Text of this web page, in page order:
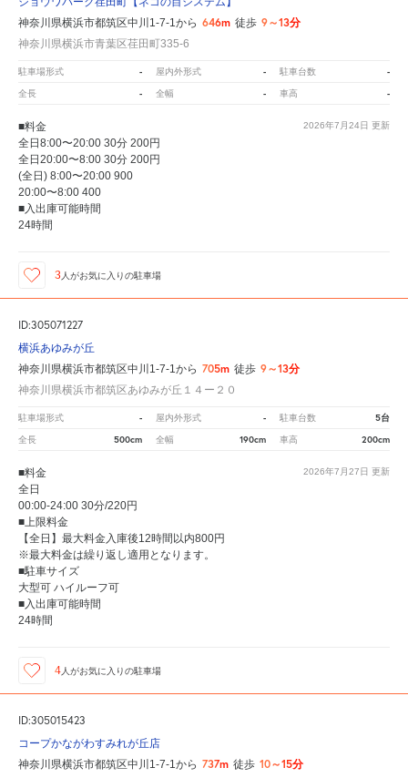
神奈川県横浜市都筑区中川1-7-1から 646m 徒歩 9～13分
神奈川県横浜市青葉区荏田町335-6
駐車場形式 - 屋内外形式 - 駐車台数 -
全長 - 全幅 - 車高 -
2026年7月24日 更新
■料金
全日8:00〜20:00 30分 200円
全日20:00〜8:00 30分 200円
(全日) 8:00〜20:00 900
20:00〜8:00 400
■入出庫可能時間
24時間
3 人がお気に入りの駐車場
ID:305071227
横浜あゆみが丘
神奈川県横浜市都筑区中川1-7-1から 705m 徒歩 9～13分
神奈川県横浜市都筑区あゆみが丘１４ー２０
駐車場形式 - 屋内外形式 - 駐車台数 5台
全長 500cm 全幅 190cm 車高 200cm
2026年7月27日 更新
■料金
全日
00:00-24:00 30分/220円
■上限料金
【全日】最大料金入庫後12時間以内800円
※最大料金は繰り返し適用となります。
■駐車サイズ
大型可 ハイルーフ可
■入出庫可能時間
24時間
4 人がお気に入りの駐車場
ID:305015423
コープかながわすみれが丘店
神奈川県横浜市都筑区中川1-7-1から 737m 徒歩 10～15分